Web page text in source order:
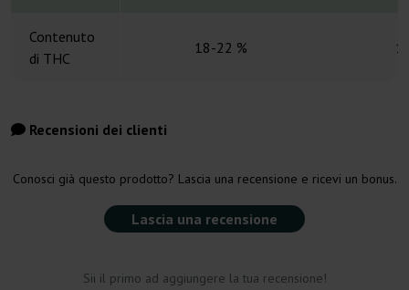
Contenuto
di THC
18-22 %
Recensioni dei clienti
Conosci già questo prodotto? Lascia una recensione e ricevi un bonus.
Lascia una recensione
Sii il primo ad aggiungere la tua recensione!